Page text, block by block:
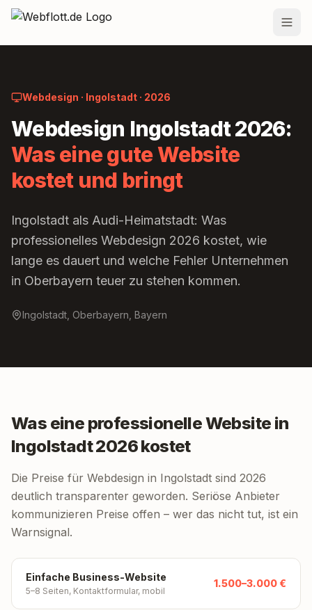
Zum Inhalt springen
Preise
Projekte
Team
Standorte
Kontakt
Webdesign · Ingolstadt · 2026
Webdesign Ingolstadt 2026:
Was eine gute Website
kostet und bringt
Ingolstadt als Audi-Heimatstadt: Was
professionelles Webdesign 2026 kostet, wie
lange es dauert und welche Fehler Unternehmen
in Oberbayern teuer zu stehen kommen.
Ingolstadt, Oberbayern, Bayern
Was eine professionelle Website in
Ingolstadt 2026 kostet
Die Preise für Webdesign in Ingolstadt sind 2026
deutlich transparenter geworden. Seriöse Anbieter
kommunizieren Preise offen – wer das nicht tut, ist ein
Warnsignal.
Einfache Business-Website
5–8 Seiten, Kontaktformular, mobil
1.500–3.000 €